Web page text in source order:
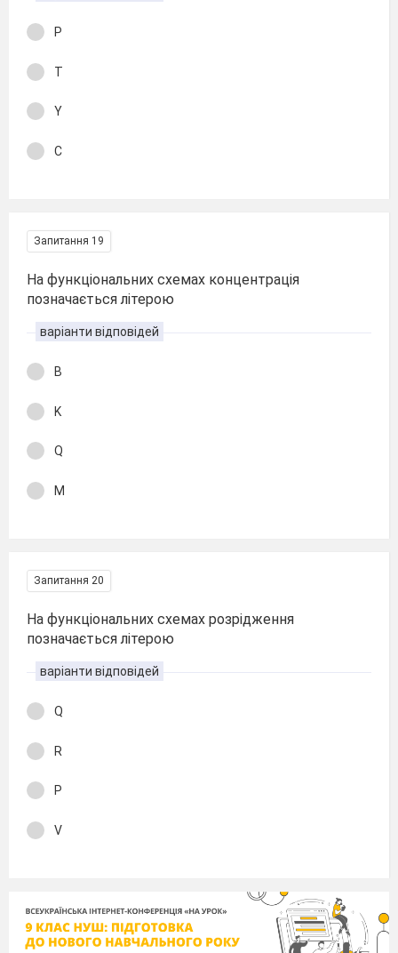
P
T
Y
C
Запитання 19
На функціональних схемах концентрація
позначається літерою
варіанти відповідей
В
K
Q
M
Запитання 20
На функціональних схемах розрідження
позначається літерою
варіанти відповідей
Q
R
P
V